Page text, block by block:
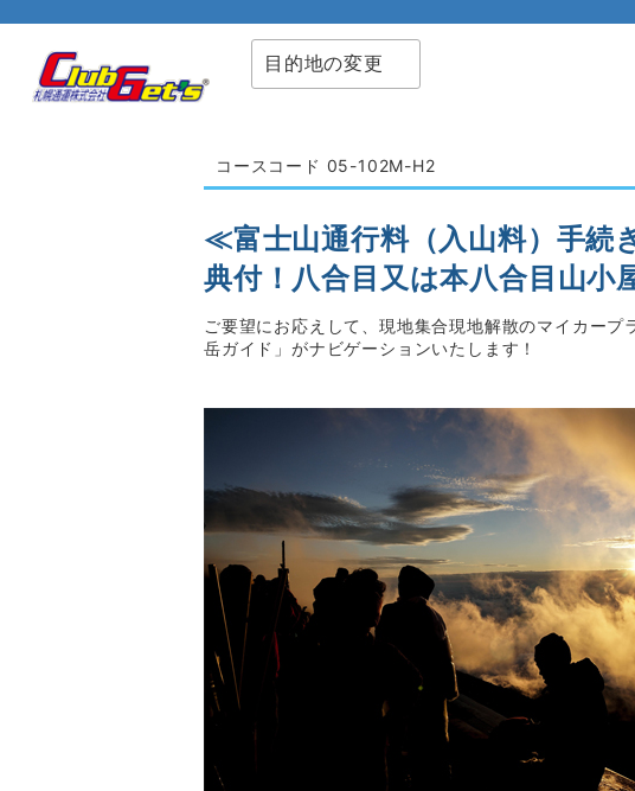
目的地の変更
コースコード 05-102M-H2
≪富士山通行料（入山料）手続
典付！八合目又は本八合目山小
ご要望にお応えして、現地集合現地解散のマイカー
岳ガイド」がナビゲーションいたします！